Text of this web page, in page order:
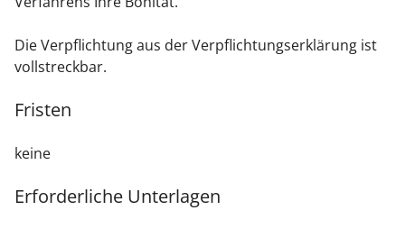
Die Verpflichtung aus der Verpflichtungserklärung ist
vollstreckbar.
Fristen
keine
Erforderliche Unterlagen